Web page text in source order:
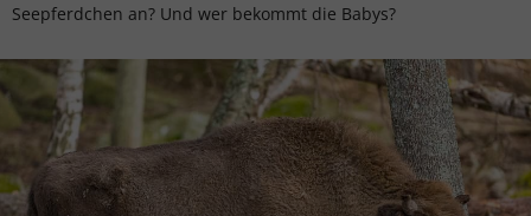
Seepferdchen an? Und wer bekommt die Babys?